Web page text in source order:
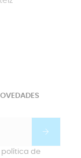
política de